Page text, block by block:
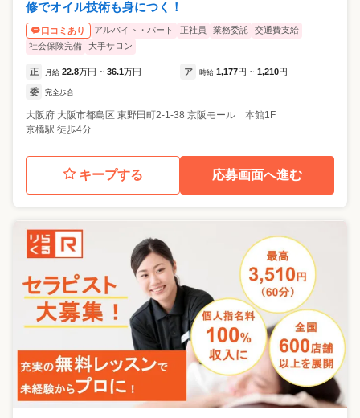
修でオイル技術も身につく！
口コミあり アルバイト・パート 正社員 業務委託
交通費支給
社会保険完備
大手サロン
正 月給 22.8万円 ~ 36.1万円 ア 時給 1,177円 ~ 1,210円
委 完全歩合
大阪府 大阪市都島区 東野田町2-1-38 京阪モール 本館1F
京橋駅 徒歩4分
キープする 応募画面へ進む